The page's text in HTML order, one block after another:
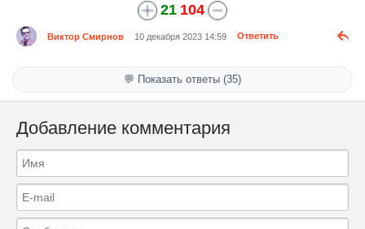
21 104
Виктор Смирнов 10 декабря 2023 14:59 Ответить
💬 Показать ответы (35)
Добавление комментария